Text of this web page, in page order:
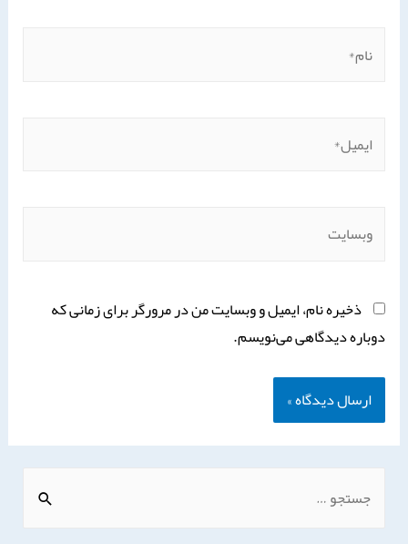
ذخیره نام، ایمیل و وبسایت من در مرورگر برای زمانی که
دوباره دیدگاهی می‌نویسم.